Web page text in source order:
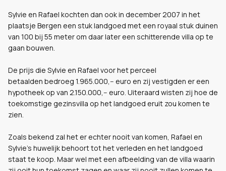
Sylvie en Rafael kochten dan ook in december 2007 in het
plaatsje Bergen een stuk landgoed met een royaal stuk duinen
van 100 bij 55 meter om daar later een schitterende villa op te
gaan bouwen.
De prijs die Sylvie en Rafael voor het perceel
betaalden bedroeg 1.965.000,-- euro en zij vestigden er een
hypotheek op van 2.150.000,-- euro. Uiteraard wisten zij hoe de
toekomstige gezinsvilla op het landgoed eruit zou komen te
zien.
Zoals bekend zal het er echter nooit van komen, Rafael en
Sylvie's huwelijk behoort tot het verleden en het landgoed
staat te koop. Maar wel met een afbeelding van de villa waarin